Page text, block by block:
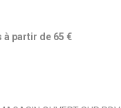
partir de 65 €